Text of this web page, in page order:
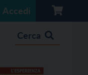
Accedi
Cerca